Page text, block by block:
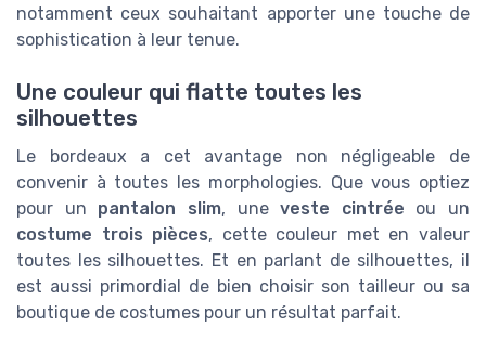
notamment ceux souhaitant apporter une touche de
sophistication à leur tenue.
Une couleur qui flatte toutes les
silhouettes
Le bordeaux a cet avantage non négligeable de
convenir à toutes les morphologies. Que vous optiez
pour un pantalon slim, uneveste cintrée ou un
costume trois pièces, cette couleur met en valeur
toutes les silhouettes. Et en parlant de silhouettes, il
est aussi primordial de bien choisir son tailleur ou sa
boutique de costumes pour un résultat parfait.